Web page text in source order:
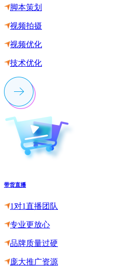
脚本策划
视频拍摄
视频优化
技术优化
带货直播
1对1直播团队
专业更放心
品牌质量过硬
庞大推广资源